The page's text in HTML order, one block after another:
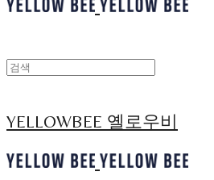
YELLOWBEE 옐로우비